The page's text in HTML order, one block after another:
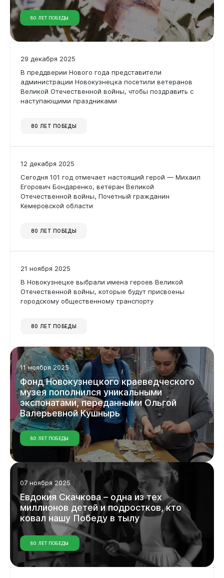
Горожанам
Бизнесу
Документы
Виртуальнаяприемная
80 ЛЕТ ПОБЕДЫ
29 декабря 2025
В преддверии Нового года представители
администрации Новокузнецка посетили ветеранов
Великой Отечественной войны, чтобы поздравить с
наступающими праздниками
80 ЛЕТ ПОБЕДЫ
12 декабря 2025
Сегодня 101 год отмечает настоящий герой — Михаил
Егорович Бондаренко, ветеран Великой
Отечественной войны, Почетный гражданин
Кемеровской области
80 ЛЕТ ПОБЕДЫ
21 ноября 2025
В Новокузнецке выбрали имена героев Великой
Отечественной войны, которые будут присвоены
городскому общественному транспорту
80 ЛЕТ ПОБЕДЫ
11 ноября 2025
ФондНовокузнецкогокраеведческого
музея пополнился уникальными
экспонатами,переданнымиОльгой
ВалерьевнойКушнырь
80 ЛЕТ ПОБЕДЫ
07 ноября 2025
Евдокия Скачкова– одна изтех
миллионов детейиподростков,кто
ковал нашу Победу в тылу
80 ЛЕТ ПОБЕДЫ